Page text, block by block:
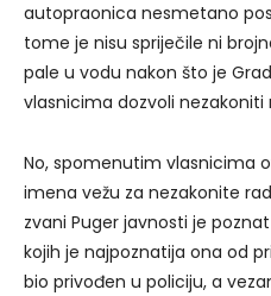
autopraonica nesmetano
tome je nisu spriječile ni
pale u vodu nakon što je
vlasnicima dozvoli nezakoniti
No, spomenutim vlasnicima
imena vežu za nezakonite
zvani Puger javnosti je
kojih je najpoznatija ona od
bio privođen u policiju, a